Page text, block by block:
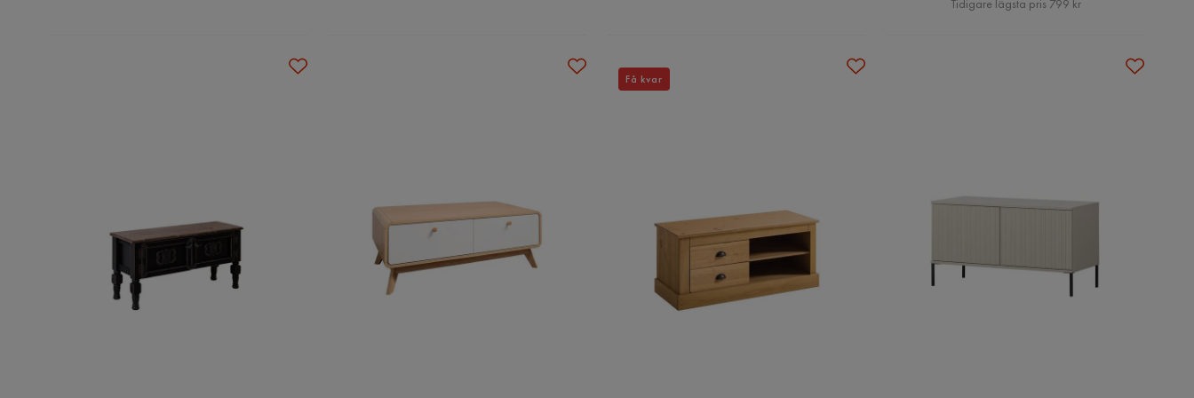
Tidigare lägsta pris 799 kr
Få kvar